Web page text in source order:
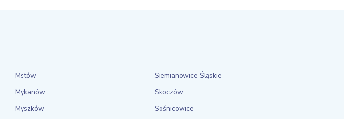
Mstów
Mykanów
Myszków
Siemianowice Śląskie
Skoczów
Sośnicowice